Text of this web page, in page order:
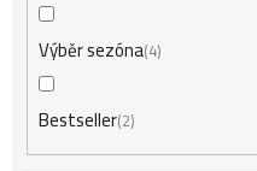
Výběr sezóna 4
Bestseller 2